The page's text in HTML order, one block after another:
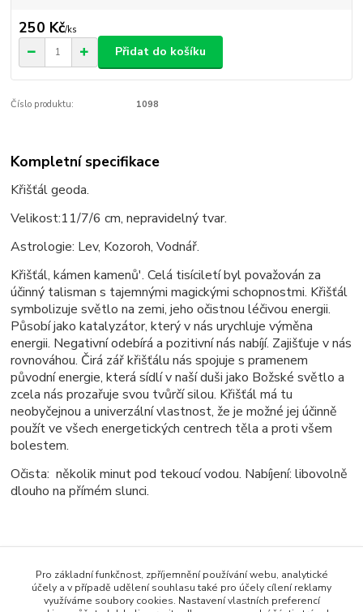
250 Kč/ks
Přidat do košíku
Číslo produktu: 1098
Kompletní specifikace
Křišťál geoda.
Velikost:11/7/6 cm, nepravidelný tvar.
Astrologie: Lev, Kozoroh, Vodnář.
Křišťál, kámen kamenů'. Celá tisíciletí byl považován za
účinný talisman s tajemnými magickými schopnostmi. Křišťál
symbolizuje světlo na zemi, jeho očistnou léčivou energii.
Působí jako katalyzátor, který v nás urychluje výměna
energii. Negativní odebírá a pozitivní nás nabíjí. Zajišťuje v nás
rovnováhou. Čirá zář křišťálu nás spojuje s pramenem
původní energie, která sídlí v naší duši jako Božské světlo a
zcela nás prozařuje svou tvůrčí silou. Křišťál má tu
neobyčejnou a univerzální vlastnost, že je možné jej účinně
použít ve všech energetických centrech těla a proti všem
bolestem.
Očista: několik minut pod tekoucí vodou. Nabíjení: libovolně
dlouho na přímém slunci.
Zboží zařazeno v kategoriích
Minerály, Drůzy, Krystaly
Pro základní funkčnost, zpříjemnění používání webu, analytické
účely a v případě udělení souhlasu také pro účely cílení reklamy
využíváme soubory cookies. Nastavení vlastních preferencí